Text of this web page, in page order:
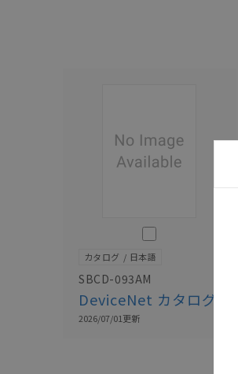
このカタログを選択
カタログ 日本語
SBCD-093AM
DeviceNet カタログ
2026/07/01更新